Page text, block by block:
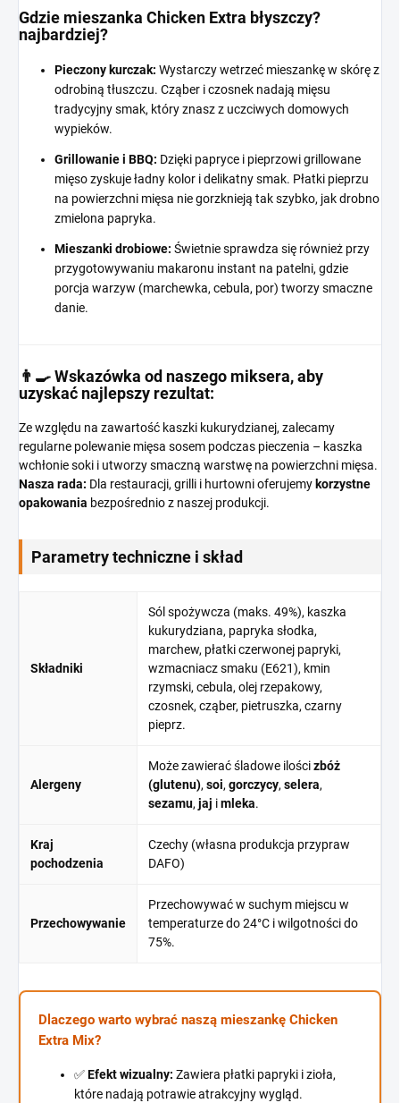
Gdzie mieszanka Chicken Extra błyszczy?
najbardziej?
Pieczony kurczak: Wystarczy wetrzeć mieszankę w skórę z
odrobiną tłuszczu. Cząber i czosnek nadają mięsu
tradycyjny smak, który znasz z uczciwych domowych
wypieków.
Grillowanie i BBQ: Dzięki papryce i pieprzowi grillowane
mięso zyskuje ładny kolor i delikatny smak. Płatki pieprzu
na powierzchni mięsa nie gorzknieją tak szybko, jak drobno
zmielona papryka.
Mieszanki drobiowe: Świetnie sprawdza się również przy
przygotowywaniu makaronu instant na patelni, gdzie
porcja warzyw (marchewka, cebula, por) tworzy smaczne
danie.
👨‍🍳 Wskazówka od naszego miksera, aby
uzyskać najlepszy rezultat:
Ze względu na zawartość kaszki kukurydzianej, zalecamy
regularne polewanie mięsa sosem podczas pieczenia – kaszka
wchłonie soki i utworzy smaczną warstwę na powierzchni mięsa.
Nasza rada: Dla restauracji, grilli i hurtowni oferujemy korzystne
opakowania bezpośrednio z naszej produkcji.
Parametry techniczne i skład
Składniki
Sól spożywcza (maks. 49%), kaszka
kukurydziana, papryka słodka,
marchew, płatki czerwonej papryki,
wzmacniacz smaku (E621), kmin
rzymski, cebula, olej rzepakowy,
czosnek, cząber, pietruszka, czarny
pieprz.
Alergeny
Może zawierać śladowe ilościzbóż
(glutenu), soi, gorczycy, selera,
sezamu, jaj imleka.
Kraj
pochodzenia
Czechy (własna produkcja przypraw
DAFO)
Przechowywanie
Przechowywać w suchym miejscu w
temperaturze do 24°C i wilgotności do
75%.
Dlaczego warto wybrać naszą mieszankę Chicken
Extra Mix?
✅Efekt wizualny: Zawiera płatki papryki i zioła,
które nadają potrawie atrakcyjny wygląd.